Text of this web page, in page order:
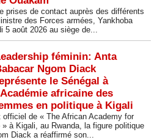
prises de contact auprès des différents
des Forces armées, Yankhoba
5 août 2026 au siège de...
féminin: Anta
Ngom Diack
le Sénégal à
africaine des
en politique à Kigali
de « The African Academy for
à Kigali, au Rwanda, la figure politique
Diack a réaffirmé son...